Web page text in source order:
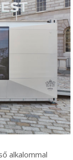
alkalommal